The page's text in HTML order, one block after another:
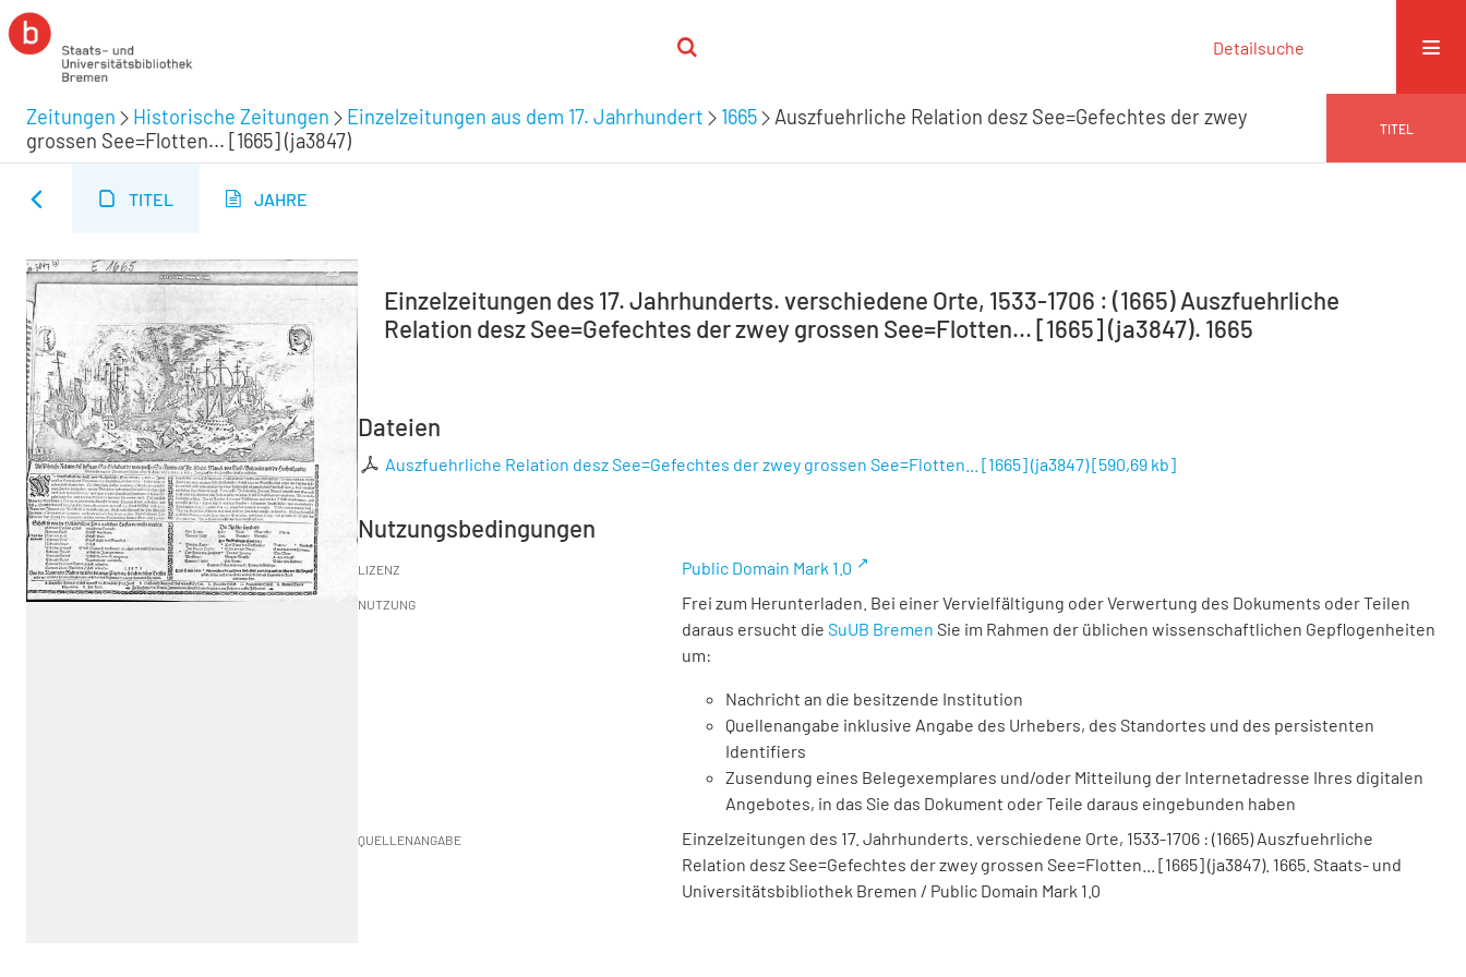
Detailsuche
Zeitungen Historische Zeitungen Einzelzeitungen aus dem 17. Jahrhundert 1665
Auszfuehrliche Relation desz See=Gefechtes der zwey
grossen See=Flotten... [1665] (ja3847)
TITEL
TITEL JAHRE
Einzelzeitungen des 17. Jahrhunderts. verschiedene Orte, 1533-1706 : (1665) Auszfuehrliche
Relation desz See=Gefechtes der zwey grossen See=Flotten... [1665] (ja3847). 1665
Dateien
Auszfuehrliche Relation desz See=Gefechtes der zwey grossen See=Flotten... [1665] (ja3847)[590,69 kb]
Nutzungsbedingungen
LIZENZ Public Domain Mark 1.0
NUTZUNG
Frei zum Herunterladen. Bei einer Vervielfältigung oder Verwertung des Dokuments oder Teilen
daraus ersucht die SuUB Bremen Sie im Rahmen der üblichen wissenschaftlichen Gepflogenheiten
um:
Nachricht an die besitzende Institution
Quellenangabe inklusive Angabe des Urhebers, des Standortes und des persistenten
Identifiers
Zusendung eines Belegexemplares und/oder Mitteilung der Internetadresse Ihres digitalen
Angebotes, in das Sie das Dokument oder Teile daraus eingebunden haben
QUELLENANGABE
Einzelzeitungen des 17. Jahrhunderts. verschiedene Orte, 1533-1706 : (1665) Auszfuehrliche
Relation desz See=Gefechtes der zwey grossen See=Flotten... [1665] (ja3847). 1665. Staats- und
Universitätsbibliothek Bremen / Public Domain Mark 1.0